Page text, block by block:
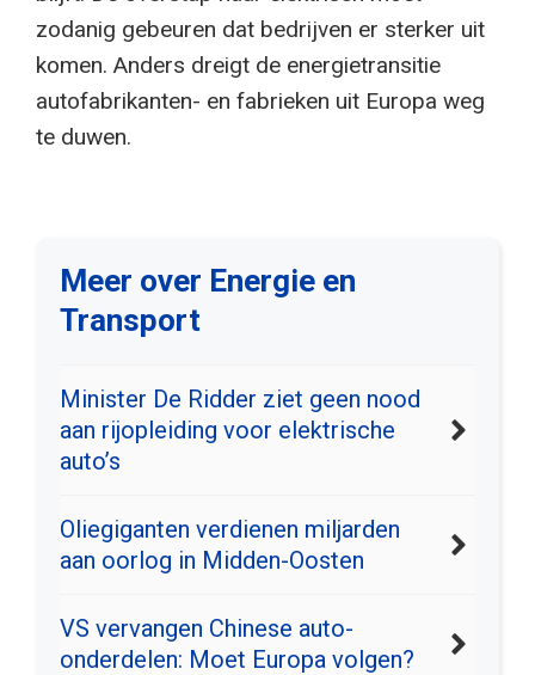
zodanig gebeuren dat bedrijven er sterker uit
komen. Anders dreigt de energietransitie
autofabrikanten- en fabrieken uit Europa weg
te duwen.
Meer over Energie en
Transport
Minister De Ridder ziet geen nood
aan rijopleiding voor elektrische
auto’s
Oliegiganten verdienen miljarden
aan oorlog in Midden-Oosten
VS vervangen Chinese auto-
onderdelen: Moet Europa volgen?